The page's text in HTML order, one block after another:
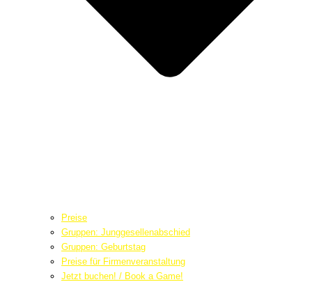
Preise
Gruppen: Junggesellenabschied
Gruppen: Geburtstag
Preise für Firmenveranstaltung
Jetzt buchen! / Book a Game!